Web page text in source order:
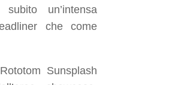
un’intensa
che come
Sunsplash